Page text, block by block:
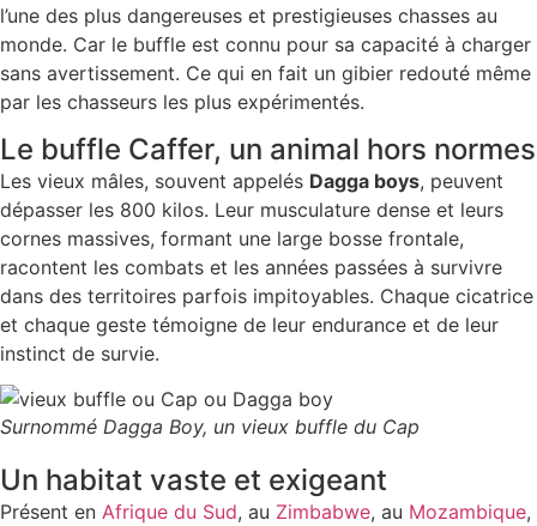
l’une des plus dangereuses et prestigieuses chasses au
monde. Car le buffle est connu pour sa capacité à charger
sans avertissement. Ce qui en fait un gibier redouté même
par les chasseurs les plus expérimentés.
Le buffle Caffer, un animal hors normes
Les vieux mâles, souvent appelés Dagga boys, peuvent
dépasser les 800 kilos. Leur musculature dense et leurs
cornes massives, formant une large bosse frontale,
racontent les combats et les années passées à survivre
dans des territoires parfois impitoyables. Chaque cicatrice
et chaque geste témoigne de leur endurance et de leur
instinct de survie.
Surnommé Dagga Boy, un vieux buffle du Cap
Un habitat vaste et exigeant
Présent en Afrique du Sud, au Zimbabwe, au Mozambique,